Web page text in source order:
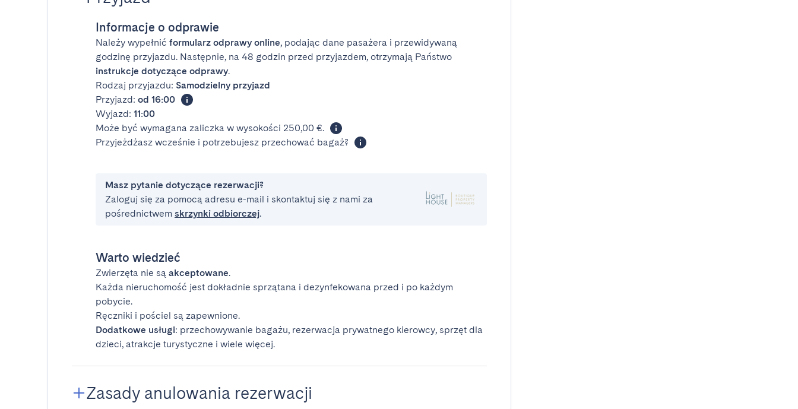
Informacje o odprawie
Należy wypełnić formularz odprawy online, podając dane pasażera i przewidywaną
godzinę przyjazdu. Następnie, na 48 godzin przed przyjazdem, otrzymają Państwo
instrukcje dotyczące odprawy.
Rodzaj przyjazdu: Samodzielny przyjazd
Przyjazd: od 16:00
Wyjazd: 11:00
Może być wymagana zaliczka w wysokości 250,00 €.
Przyjeżdżasz wcześnie i potrzebujesz przechować bagaż?
Masz pytanie dotyczące rezerwacji?
Zaloguj się za pomocą adresu e-mail i skontaktuj się z nami za
pośrednictwem skrzynki odbiorczej.
Warto wiedzieć
Zwierzęta nie są akceptowane.
Każda nieruchomość jest dokładnie sprzątana i dezynfekowana przed i po każdym
pobycie.
Ręczniki i pościel są zapewnione.
Dodatkowe usługi: przechowywanie bagażu, rezerwacja prywatnego kierowcy, sprzęt dla
dzieci, atrakcje turystyczne i wiele więcej.
Zasady anulowania rezerwacji